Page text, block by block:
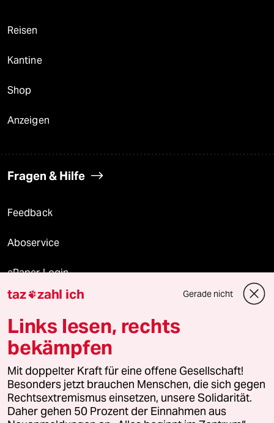
Reisen
Kantine
Shop
Anzeigen
Fragen & Hilfe
Feedback
Aboservice
ePaper Login
Downloads für Abonnierende
© 2026 taz Verlags und Vertriebs GmbH
Alle Rechte vorbehalten. Bei rechtlichen Fragen oder für Genehmigungen
wenden Sie sich bitte an
lizenzen@taz.de
Feedback Redaktionsstatut Kommune-Richtlinien
taz zahl ich Gerade nicht
Links lesen, rechts
bekämpfen
Mit doppelter Kraft für eine offene Gesellschaft!
Besonders jetzt brauchen Menschen, die sich gegen
Rechtsextremismus einsetzen, unsere Solidarität.
Daher gehen 50 Prozent der Einnahmen aus